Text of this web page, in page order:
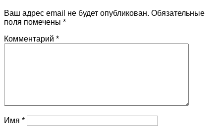
Ваш адрес email не будет опубликован. Обязательные
поля помечены *
Комментарий *
Имя *